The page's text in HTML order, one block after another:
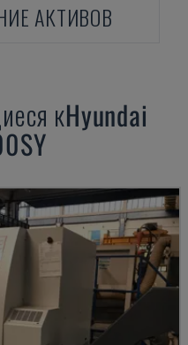
АКТИВОВ
кHyundai